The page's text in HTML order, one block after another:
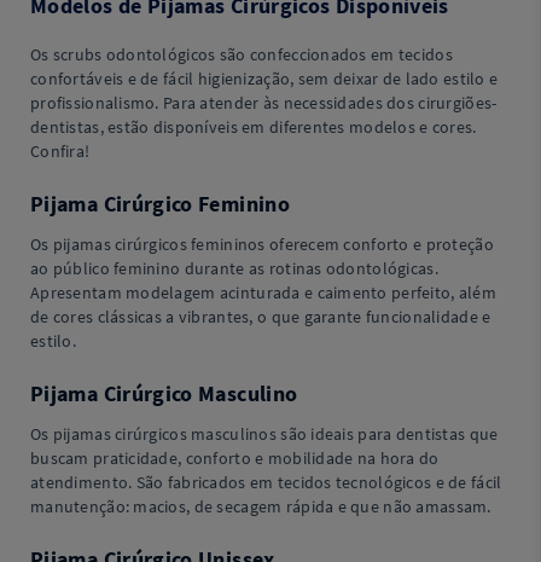
Modelos de Pijamas Cirúrgicos Disponíveis
Os scrubs odontológicos são confeccionados em tecidos
confortáveis e de fácil higienização, sem deixar de lado estilo e
profissionalismo. Para atender às necessidades dos cirurgiões-
dentistas, estão disponíveis em diferentes modelos e cores.
Confira!
Pijama Cirúrgico Feminino
Os pijamas cirúrgicos femininos oferecem conforto e proteção
ao público feminino durante as rotinas odontológicas.
Apresentam modelagem acinturada e caimento perfeito, além
de cores clássicas a vibrantes, o que garante funcionalidade e
estilo.
Pijama Cirúrgico Masculino
Os pijamas cirúrgicos masculinos são ideais para dentistas que
buscam praticidade, conforto e mobilidade na hora do
atendimento. São fabricados em tecidos tecnológicos e de fácil
manutenção: macios, de secagem rápida e que não amassam.